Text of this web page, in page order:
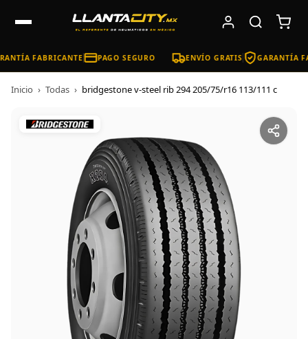
FABRICANTE PAGO SEGURO ENVÍO GRATIS GARANTÍA
Inicio › Todas › bridgestone v-steel rib 294 205/75/r16 113/111 c